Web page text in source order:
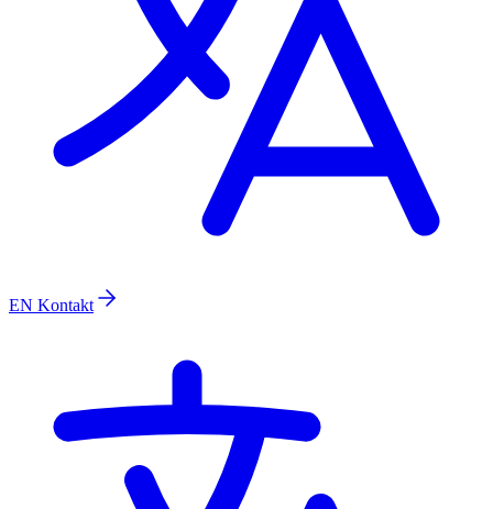
EN Kontakt